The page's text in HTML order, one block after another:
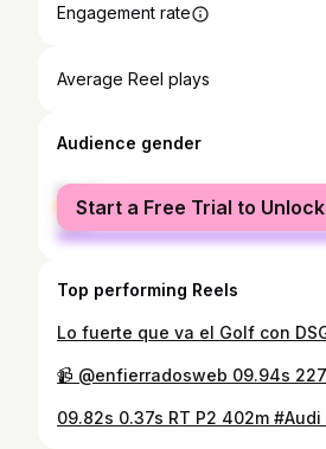
Engagement rate
Average Reel plays
Audience gender
female
male
Start a Free Trial to Unlock
Top performing Reels